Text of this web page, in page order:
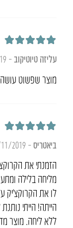
עליזה טיוטיקוב–
מוצר שפשוט עושה
ביאטריס–
2019
מליחה בלילה
הייתה! הייתי
ללא ליחה. מוצר